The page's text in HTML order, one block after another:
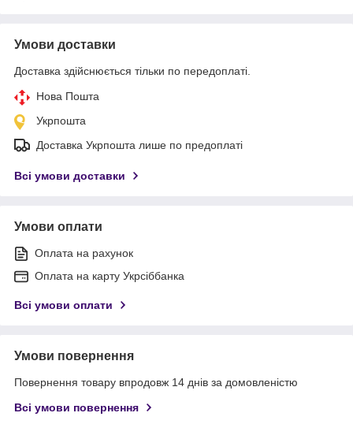
Умови доставки
Доставка здійснюється тільки по передоплаті.
Нова Пошта
Укрпошта
Доставка Укрпошта лише по предоплаті
Всі умови доставки
Умови оплати
Оплата на рахунок
Оплата на карту Укрсіббанка
Всі умови оплати
Умови повернення
Повернення товару впродовж 14 днів за домовленістю
Всі умови повернення